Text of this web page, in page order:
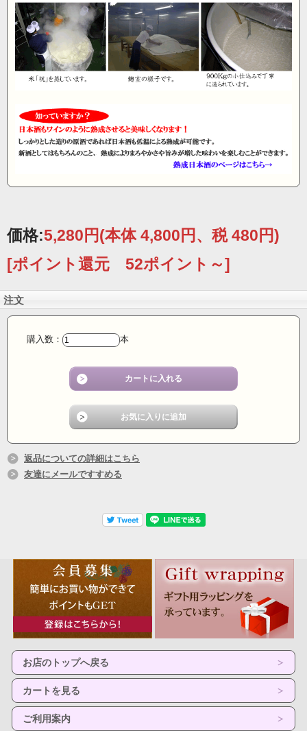
価格:5,280円(本体 4,800円、税 480円)
[ポイント還元 52ポイント～]
注文
購入数： 本
返品についての詳細はこちら
友達にメールですすめる
お店のトップへ戻る
カートを見る
ご利用案内